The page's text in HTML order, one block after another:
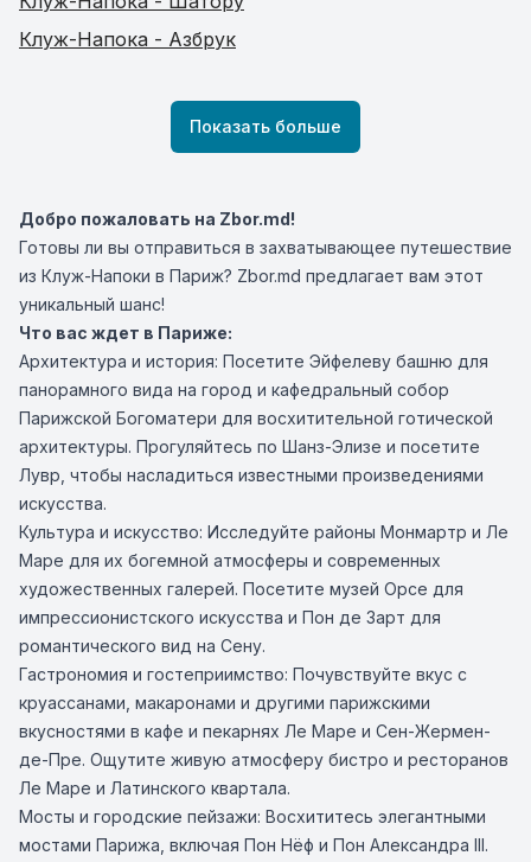
Клуж-Напока - Азбрук
Показать больше
Добро пожаловать на Zbor.md!
Готовы ли вы отправиться в захватывающее путешествие
из Клуж-Напоки в Париж? Zbor.md предлагает вам этот
уникальный шанс!
Что вас ждет в Париже:
Архитектура и история: Посетите Эйфелеву башню для
панорамного вида на город и кафедральный собор
Парижской Богоматери для восхитительной готической
архитектуры. Прогуляйтесь по Шанз-Элизе и посетите
Лувр, чтобы насладиться известными произведениями
искусства.
Культура и искусство: Исследуйте районы Монмартр и Ле
Маре для их богемной атмосферы и современных
художественных галерей. Посетите музей Орсе для
импрессионистского искусства и Пон де Зарт для
романтического вид на Сену.
Гастрономия и гостеприимство: Почувствуйте вкус с
круассанами, макаронами и другими парижскими
вкусностями в кафе и пекарнях Ле Маре и Сен-Жермен-
де-Пре. Ощутите живую атмосферу бистро и ресторанов
Ле Маре и Латинского квартала.
Мосты и городские пейзажи: Восхититесь элегантными
мостами Парижа, включая Пон Нёф и Пон Александра III.